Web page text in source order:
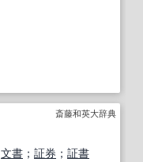
斎藤和英大辞典
文書 ； 証券 ； 証書